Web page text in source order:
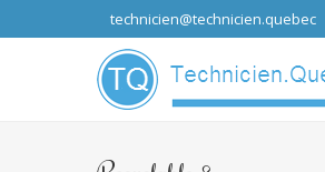
technicien@technicien.quebec